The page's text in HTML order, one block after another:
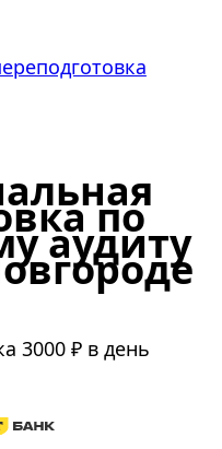
по
аудиту
3000 ₽ в день